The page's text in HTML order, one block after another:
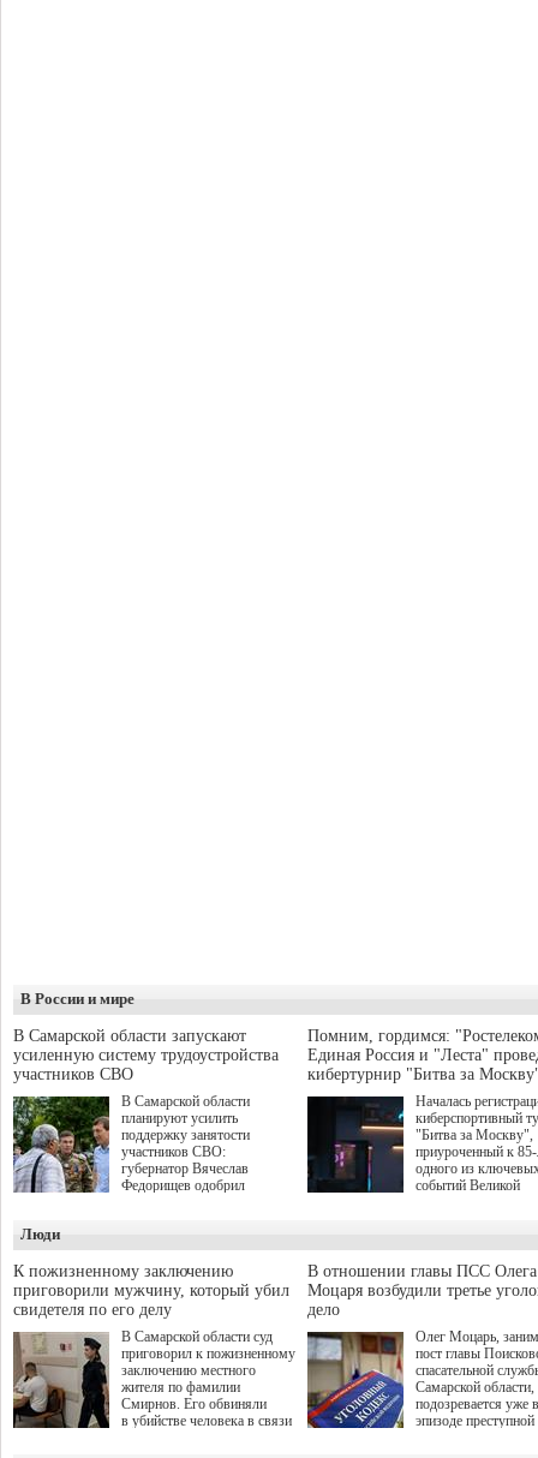
В России и мире
В Самарской области запускают
усиленную систему трудоустройства
участников СВО
В Самарской области
планируют усилить
поддержку занятости
участников СВО:
губернатор Вячеслав
Федорищев одобрил
Живайкина, направленные
на трудоустройство и более
спокойную адаптацию к
мирной жизни.
Помним, гордимся:
Единая Россия и "Леста"
кибертурнир "Битва за
Началась
киберспортивный
"Битва за Москву",
приуроченный к
одного из
событий Великой
игре "Мир танков"
выступили
партия "Единая
игровая студия
Люди
К пожизненному заключению
приговорили мужчину, который убил
свидетеля по его делу
В Самарской области суд
приговорил к пожизненному
заключению местного
жителя по фамилии
Смирнов. Его обвиняли
в убийстве человека в связи
В отношении главы ПСС Олега
Моцаря возбудили третье
дело
Олег Моцарь,
пост главы
спасательной
Самарской области,
подозревается уже
эпизоде преступной